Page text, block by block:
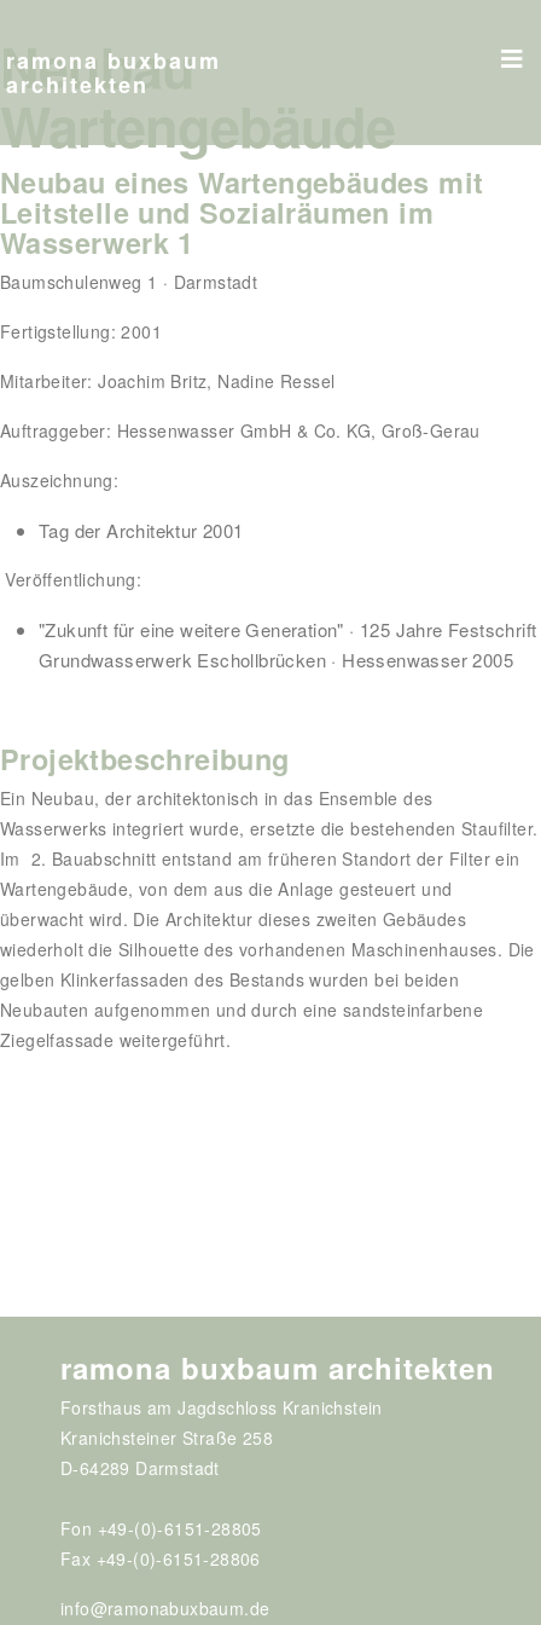
ramona buxbaum
architekten
Neubau
Wartengebäude
Neubau eines Wartengebäudes mit
Leitstelle und Sozialräumen im
Wasserwerk 1
Baumschulenweg 1 · Darmstadt
Fertigstellung: 2001
Mitarbeiter: Joachim Britz, Nadine Ressel
Auftraggeber: Hessenwasser GmbH & Co. KG, Groß-Gerau
Auszeichnung:
Tag der Architektur 2001
Veröffentlichung:
"Zukunft für eine weitere Generation" · 125 Jahre Festschrift
Grundwasserwerk Eschollbrücken · Hessenwasser 2005
Projektbeschreibung
Ein Neubau, der architektonisch in das Ensemble des
Wasserwerks integriert wurde, ersetzte die bestehenden Staufilter.
Im 2. Bauabschnitt entstand am früheren Standort der Filter ein
Wartengebäude, von dem aus die Anlage gesteuert und
überwacht wird. Die Architektur dieses zweiten Gebäudes
wiederholt die Silhouette des vorhandenen Maschinenhauses. Die
gelben Klinkerfassaden des Bestands wurden bei beiden
Neubauten aufgenommen und durch eine sandsteinfarbene
Ziegelfassade weitergeführt.
ramona buxbaum architekten
Forsthaus am Jagdschloss Kranichstein
Kranichsteiner Straße 258
D-64289 Darmstadt
Fon +49-(0)-6151-28805
Fax +49-(0)-6151-28806
info@ramonabuxbaum.de